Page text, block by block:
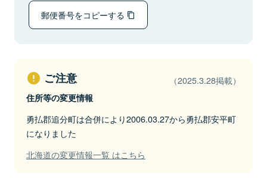
郵便番号をコピーする
ご注意 （2025.3.28掲載）
住所等の変更情報
勇払郡追分町は合併により2006.03.27から勇払郡安平町
になりました
北海道の変更情報一覧 はこちら